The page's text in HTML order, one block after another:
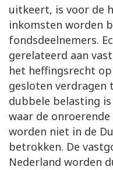
uitkeert, is voor de
inkomsten worden
fondsdeelnemers.
gerelateerd aan
het heffingsrecht
gesloten verdragen
dubbele belasting
waar de
worden niet in de
betrokken. De
Nederland worden